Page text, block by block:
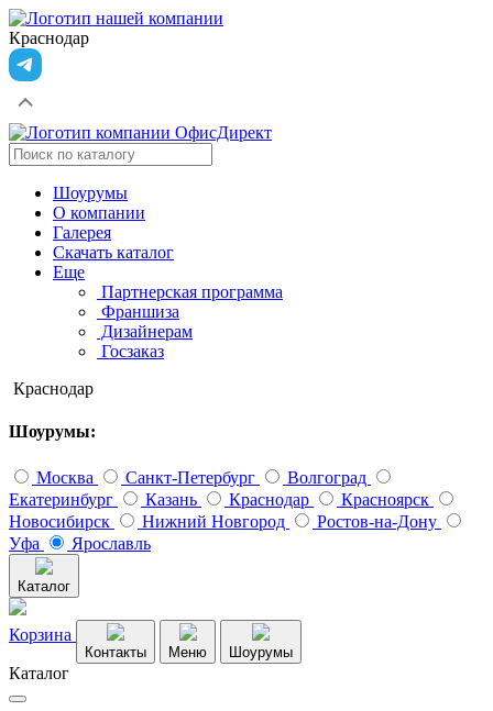
Краснодар
Шоурумы
О компании
Галерея
Скачать каталог
Еще
Партнерская программа
Франшиза
Дизайнерам
Госзаказ
Краснодар
Шоурумы:
Москва Санкт-Петербург
Волгоград
Екатеринбург
Казань Краснодар
Красноярск
Новосибирск
Нижний Новгород
Ростов-на-Дону
Уфа
Ярославль
Каталог
Корзина
Контакты Меню Шоурумы
Каталог